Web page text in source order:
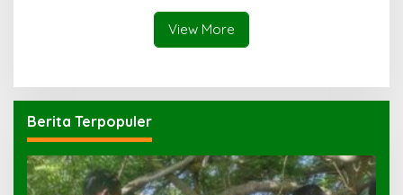
View More
Berita Terpopuler